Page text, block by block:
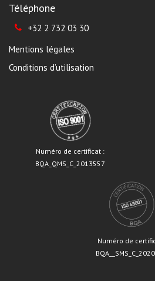
Téléphone
+32 2 732 03 30
Mentions légales
Conditions d’utilisation
Numéro de certificat :
BQA_QMS_C_2013557
Numéro de